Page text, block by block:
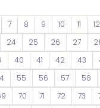
7 8 9 10 11 12
24 25 26 27
40 41 42 43
55 56 57 58
70 71 72 73